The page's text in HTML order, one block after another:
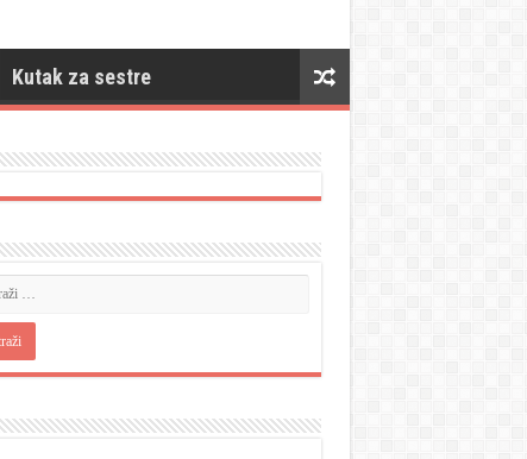
Kutak za sestre